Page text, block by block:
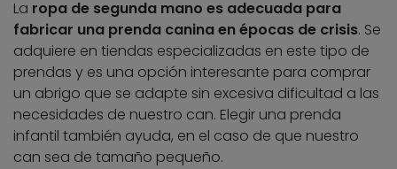
La ropa de segunda mano es adecuada para
fabricar una prenda canina en épocas de crisis. Se
adquiere en tiendas especializadas en este tipo de
prendas y es una opción interesante para comprar
un abrigo que se adapte sin excesiva dificultad a las
necesidades de nuestro can. Elegir una prenda
infantil también ayuda, en el caso de que nuestro
can sea de tamaño pequeño.